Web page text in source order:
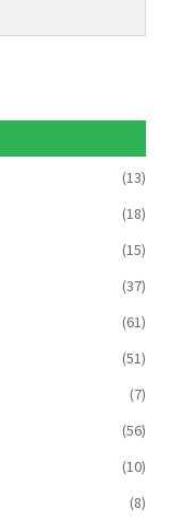
(13)
(18)
(15)
(37)
(61)
(51)
(7)
(56)
(10)
(8)